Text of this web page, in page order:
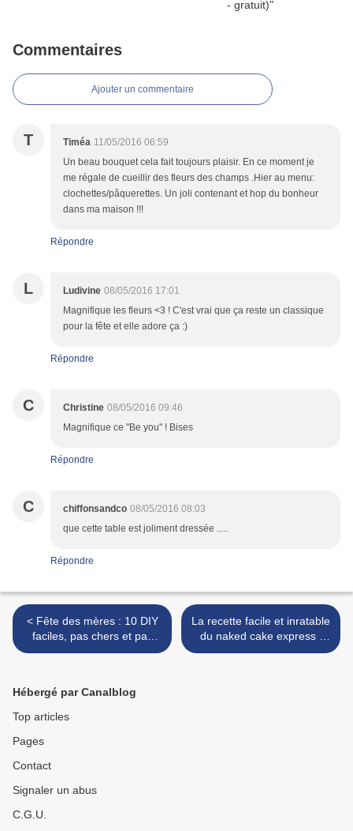
Commentaires
Ajouter un commentaire
T Timéa 11/05/2016 06:59
Un beau bouquet cela fait toujours plaisir. En ce moment je
me régale de cueillir des fleurs des champs .Hier au menu:
clochettes/pâquerettes. Un joli contenant et hop du bonheur
dans ma maison !!!
Répondre
L Ludivine 08/05/2016 17:01
Magnifique les fleurs <3 ! C'est vrai que ça reste un classique
pour la fête et elle adore ça :)
Répondre
C Christine 08/05/2016 09:46
Magnifique ce "Be you" ! Bises
Répondre
C chiffonsandco 08/05/2016 08:03
que cette table est joliment dressée .....
Répondre
< Fête des mères : 10 DIY
faciles, pas chers et pas
gnan gnan
La recette facile et inratable
du naked cake express :
pandoro, chantilly, fraises >
Hébergé par Canalblog
Top articles
Pages
Contact
Signaler un abus
C.G.U.